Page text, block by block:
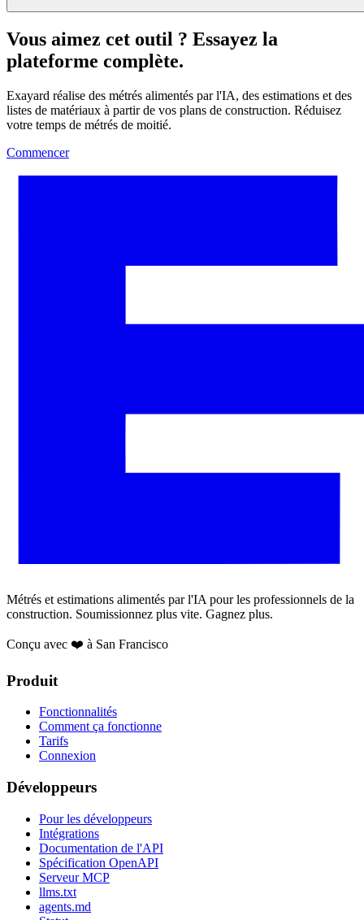
Vous aimez cet outil ? Essayez la
plateforme complète.
Exayard réalise des métrés alimentés par l'IA, des estimations et des
listes de matériaux à partir de vos plans de construction. Réduisez
votre temps de métrés de moitié.
Commencer
Métrés et estimations alimentés par l'IA pour les professionnels de la
construction. Soumissionnez plus vite. Gagnez plus.
Conçu avec ❤️ à San Francisco
Produit
Fonctionnalités
Comment ça fonctionne
Tarifs
Connexion
Développeurs
Pour les développeurs
Intégrations
Documentation de l'API
Spécification OpenAPI
Serveur MCP
llms.txt
agents.md